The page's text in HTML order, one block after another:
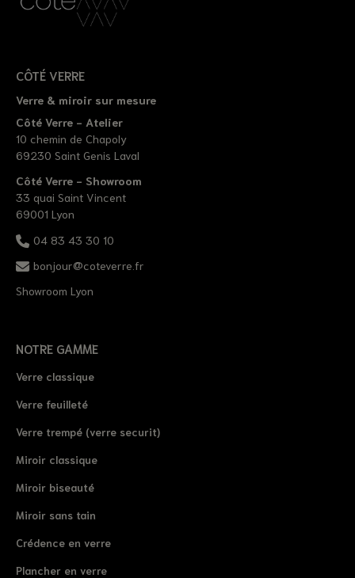
CÔTÉ VERRE
Verre & miroir sur mesure
Côté Verre - Atelier
10 chemin de Chapoly
69230 Saint Genis Laval
Côté Verre - Showroom
33 quai Saint Vincent
69001 Lyon
04 83 43 30 10
bonjour@coteverre.fr
Showroom Lyon
NOTRE GAMME
Verre classique
Verre feuilleté
Verre trempé (verre securit)
Miroir classique
Miroir biseauté
Miroir sans tain
Crédence en verre
Plancher en verre